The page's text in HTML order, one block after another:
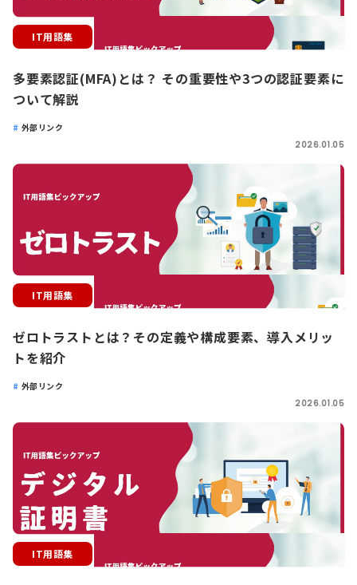
IT用語集
多要素認証(MFA)とは？ その重要性や3つの認証要素に
ついて解説
外部リンク
2026.01.05
IT用語集
ゼロトラストとは？その定義や構成要素、導入メリッ
トを紹介
外部リンク
2026.01.05
IT用語集